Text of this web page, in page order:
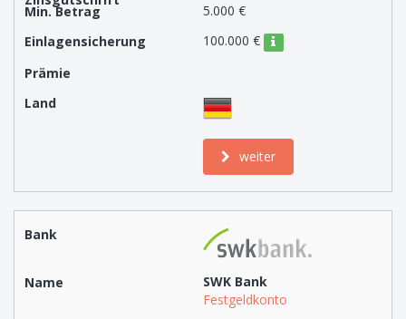
5.000 €
100.000 €
weiter
SWK Bank
Festgeldkonto